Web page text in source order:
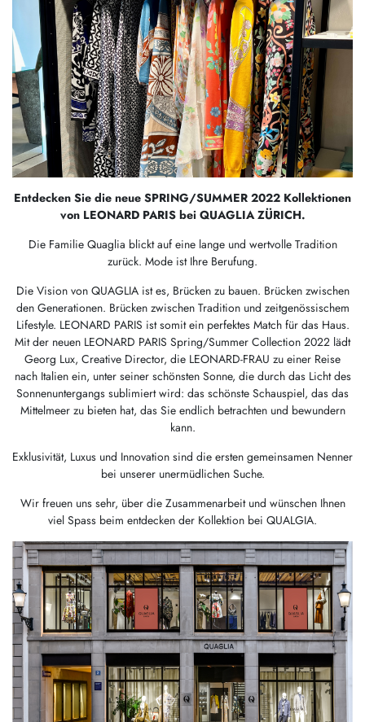
Entdecken Sie die neue SPRING/SUMMER 2022 Kollektionen
von LEONARD PARIS bei QUAGLIAZÜRICH.
Die Familie Quaglia blickt auf eine lange und wertvolle Tradition
zurück. Mode ist Ihre Berufung.
Die Vision von QUAGLIA ist es, Brücken zu bauen. Brücken zwischen
den Generationen. Brücken zwischen Tradition und zeitgenössischem
Lifestyle. LEONARD PARIS ist somit ein perfektes Match für das Haus.
Mit der neuen LEONARD PARIS Spring/Summer Collection 2022 lädt
Georg Lux, Creative Director, die LEONARD-FRAU zu einer Reise
nach Italien ein, unter seiner schönsten Sonne, die durch das Licht des
Sonnenuntergangs sublimiert wird: das schönste Schauspiel, das das
Mittelmeer zu bieten hat, das Sie endlich betrachten und bewundern
kann.
Exklusivität, Luxus und Innovation sind die ersten gemeinsamen Nenner
bei unserer unermüdlichen Suche.
Wir freuen uns sehr, über die Zusammenarbeit und wünschen Ihnen
viel Spass beim entdecken der Kollektion bei QUALGIA.